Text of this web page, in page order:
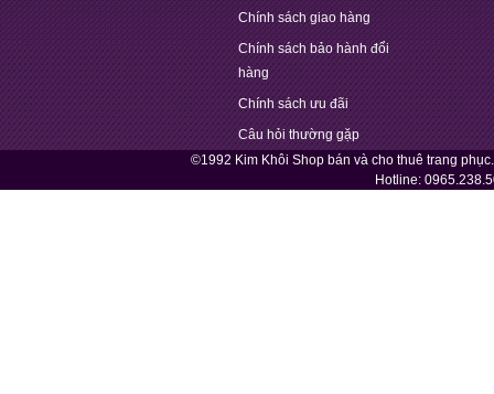
Chính sách giao hàng
Chính sách bảo hành đổi
hàng
Chính sách ưu đãi
Câu hỏi thường gặp
©1992 Kim Khôi Shop bán và cho thuê trang
Hotline: